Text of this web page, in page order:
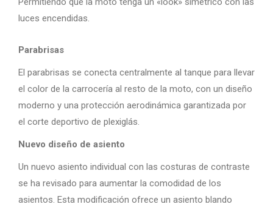
luces encendidas.
Parabrisas
El parabrisas se conecta centralmente al tanque para llevar
el color de la carrocería al resto de la moto, con un diseño
moderno y una protección aerodinámica garantizada por
el corte deportivo de plexiglás.
Nuevo diseño de asiento
Un nuevo asiento individual con las costuras de contraste
se ha revisado para aumentar la comodidad de los
asientos. Esta modificación ofrece un asiento blando